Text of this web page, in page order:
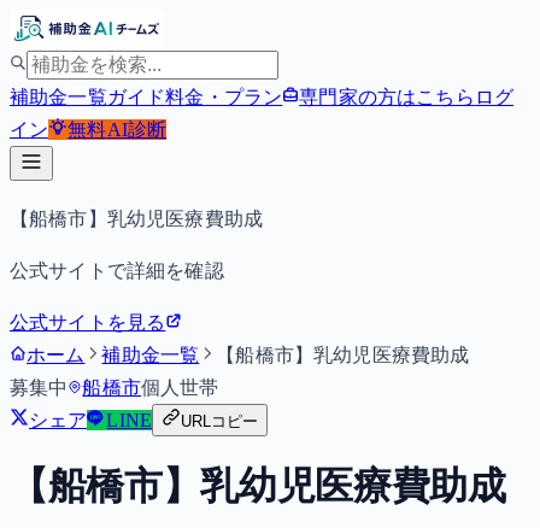
補助金一覧ガイド料金・プラン 専門家の方はこちら ログ
イン
無料AI診断
【船橋市】乳幼児医療費助成
公式サイトで詳細を確認
公式サイトを見る
ホーム
補助金一覧
【船橋市】乳幼児医療費助成
募集中
船橋市個人世帯
シェア
LINE URLコピー
【船橋市】乳幼児医療費助成